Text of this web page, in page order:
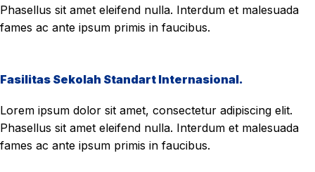
Phasellus sit amet eleifend nulla. Interdum et malesuada
fames ac ante ipsum primis in faucibus.
Fasilitas Sekolah Standart Internasional.
Lorem ipsum dolor sit amet, consectetur adipiscing elit.
Phasellus sit amet eleifend nulla. Interdum et malesuada
fames ac ante ipsum primis in faucibus.